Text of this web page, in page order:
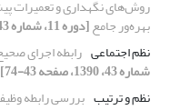
روش‌های نگهداری و تعمیرات
بهره‌ور جامع[دوره 11، شماره 43، 1390، صفحه 103-134]
نظم اجتماعی رابطه اجرای
شماره 43، 1390، صفحه 43-74]
نظم ‌و ترتیب بررسی رابطه